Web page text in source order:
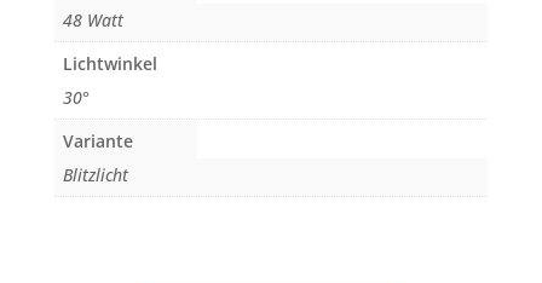
48 Watt
Lichtwinkel
30°
Variante
Blitzlicht